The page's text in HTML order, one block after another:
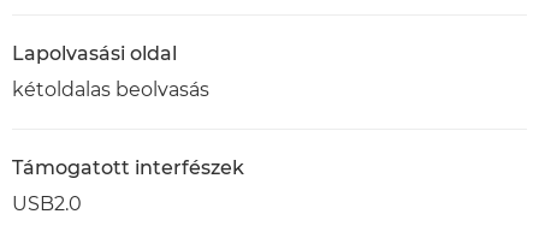
Lapolvasási oldal
kétoldalas beolvasás
Támogatott interfészek
USB2.0